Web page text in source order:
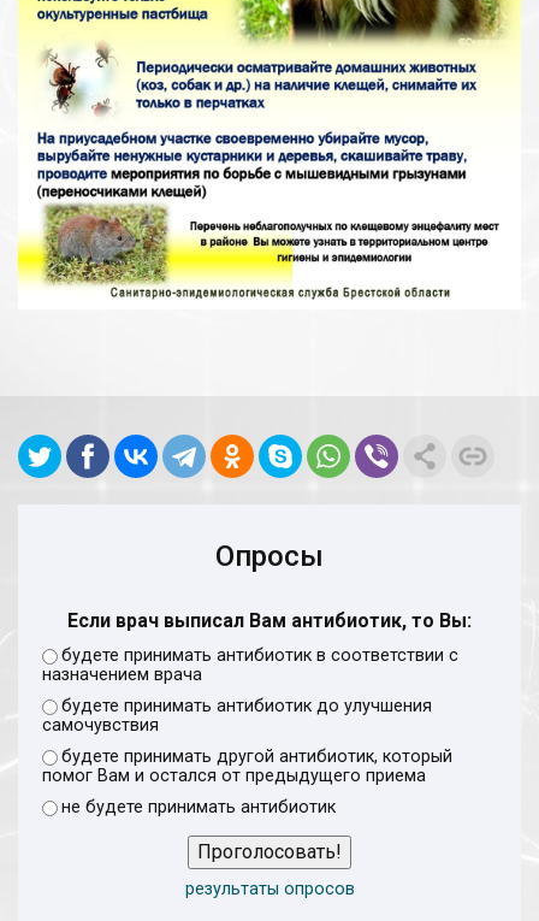
Опросы
Если врач выписал Вам антибиотик, то Вы:
будете принимать антибиотик в соответствии с
назначением врача
будете принимать антибиотик до улучшения
самочувствия
будете принимать другой антибиотик, который
помог Вам и остался от предыдущего приема
не будете принимать антибиотик
Проголосовать!
результаты опросов